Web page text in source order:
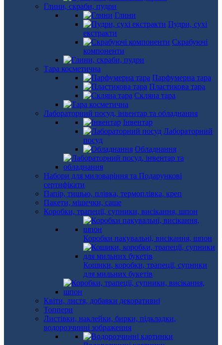
Глини, скраби, пудри
Глини
Пудри, сухі
екстракти
Скрабуючі
компоненти
Тара косметична
Парфумерна тара
Пластикова тара
Скляна тара
Лабораторний посуд, інвентар та обладнання
Інвентар
Лабораторний
посуд
Обладнання
Набори для миловаріння та Подарункові
сертифікати
Папір, тишью, плівка, термоплівка, креп
Пакети, мішечки, саше
Коробки, трапеції, супники, висікання, шпон
Коробки пакувальні, висікання, шпон
Кошики, коробки, трапеції, супники
для мильних букетів
Квіти, листя, добавки декоративні
Топпери
Листівки, наклейки, бирки, підкладки,
водорозчинні зображення